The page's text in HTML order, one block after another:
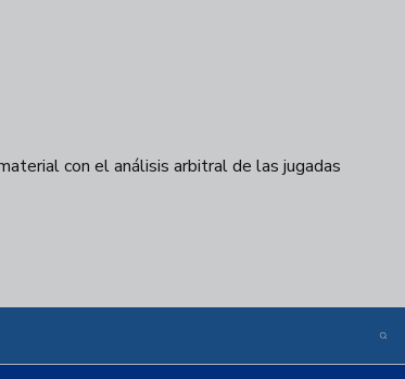
con el análisis arbitral de las jugadas